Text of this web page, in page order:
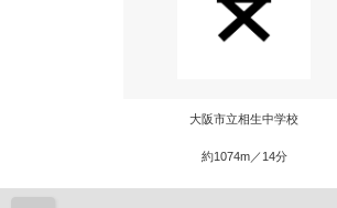
大阪市立相生中学校
約1074m／14分